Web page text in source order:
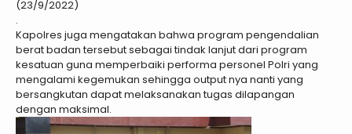
(23/9/2022)
.
Kapolres juga mengatakan bahwa program pengendalian
berat badan tersebut sebagai tindak lanjut dari program
kesatuan guna memperbaiki performa personel Polri yang
mengalami kegemukan sehingga output nya nanti yang
bersangkutan dapat melaksanakan tugas dilapangan
dengan maksimal.